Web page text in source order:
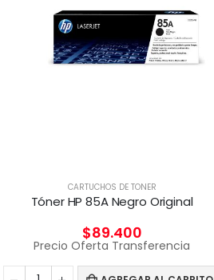
CARTUCHOS DE TONER
Tóner HP 85A Negro Original
$89.400
Precio Oferta Transferencia